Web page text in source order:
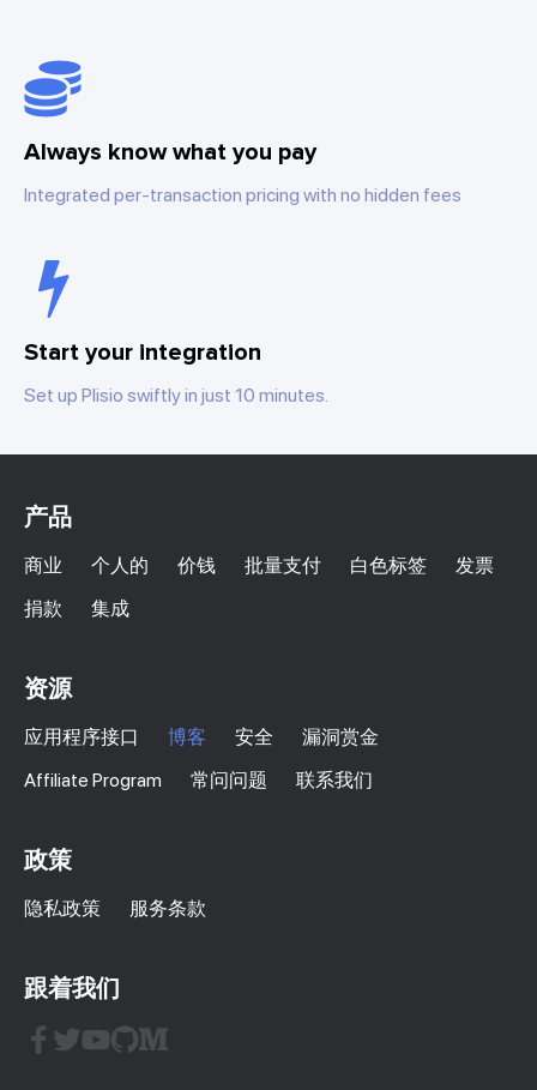
Always know what you pay
Integrated per-transaction pricing with no hidden fees
Start your integration
Set up Plisio swiftly in just 10 minutes.
产品
商业 个人的 价钱 批量支付 白色标签
发票
捐款
集成
资源
应用程序接口 博客 安全
漏洞赏金
Affiliate Program
常问问题 联系我们
政策
隐私政策 服务条款
跟着我们